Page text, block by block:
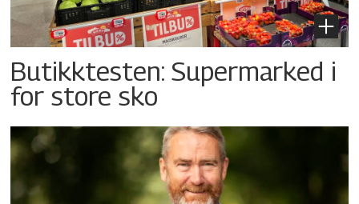
Butikktesten: Supermarked i
for store sko